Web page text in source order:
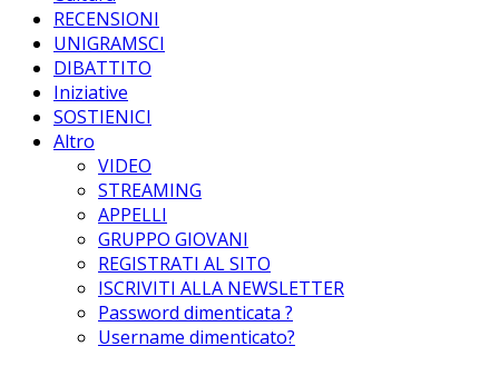
RECENSIONI
UNIGRAMSCI
DIBATTITO
Iniziative
SOSTIENICI
Altro
VIDEO
STREAMING
APPELLI
GRUPPO GIOVANI
REGISTRATI AL SITO
ISCRIVITI ALLA NEWSLETTER
Password dimenticata ?
Username dimenticato?